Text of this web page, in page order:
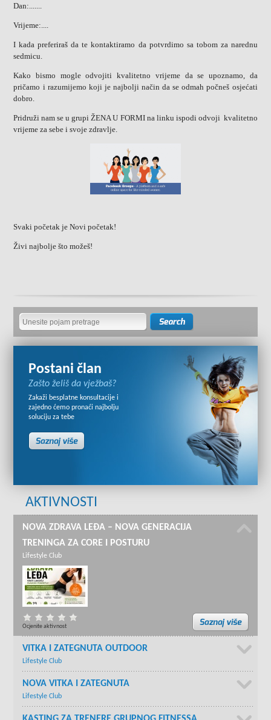
Dan:.......
Vrijeme:....
I kada preferiraš da te kontaktiramo da potvrdimo sa tobom za narednu
sedmicu.
Kako bismo mogle odvojiti kvalitetno vrijeme da se upoznamo, da
pričamo i razumijemo koji je najbolji način da se odmah počneš osjećati
dobro.
Pridruži nam se u grupi ŽENA U FORMI na linku ispodi odvoji kvalitetno
vrijeme za sebe i svoje zdravlje.
Svaki početak je Novi početak!
Živi najbolje što možeš!
Postani član
Zašto želiš da vježbaš?
Zakaži besplatne konsultacije i
zajedno ćemo pronaći najbolju
soluciju za tebe
AKTIVNOSTI
NOVA ZDRAVA LEĐA – NOVA GENERACIJA
TRENINGA ZA CORE I POSTURU
Lifestyle Club
Ocjenite aktivnost
VITKA I ZATEGNUTA OUTDOOR
Lifestyle Club
NOVA VITKA I ZATEGNUTA
Lifestyle Club